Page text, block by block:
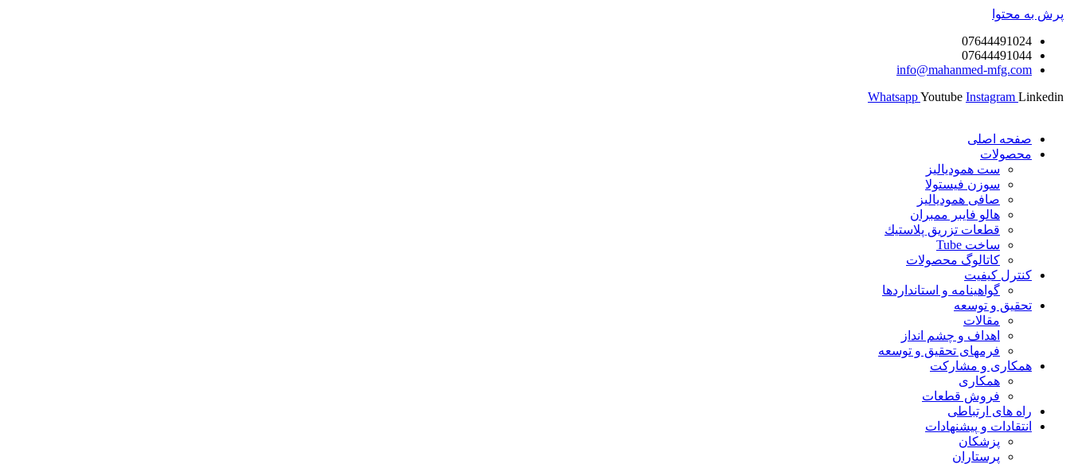
پرش به محتوا
07644491024
07644491044
info@mahanmed-mfg.com
WhatsappYoutube Instagram Linkedin
صفحه اصلی
محصولات
ست همودیالیز
سوزن فیستولا
صافی همودیالیز
هالو فایبر ممبران
قطعات تزريق پلاستيك
ساخت Tube
کاتالوگ محصولات
کنترل کیفیت
گواهينامه و استانداردها
تحقيق و توسعه
مقالات
اهداف و چشم انداز
فرمهای تحقیق و توسعه
همکاری و مشارکت
همکاری
فروش قطعات
راه های ارتباطی
انتقادات و پيشنهادات
پزشكان
پرستاران